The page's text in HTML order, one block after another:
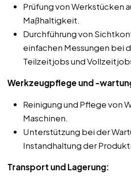
Prüfung von Werkstücken
Maßhaltigkeit.
Durchführung von
einfachen Messungen bei
Teilzeitjobs und
Werkzeugpflege und -
Reinigung und Pflege von
Maschinen.
Unterstützung bei der
Instandhaltung der
Transport und Lagerung: